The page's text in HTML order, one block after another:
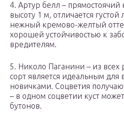
4. Артур белл – прямостоячий
высоту 1 м, отличается
нежный кремово-желтый
хорошей устойчивостью к
вредителям.
5. Николо Паганини – из всех
сорт является идеальным
новичками. Соцветия
– в одном соцветии куст
бутонов.